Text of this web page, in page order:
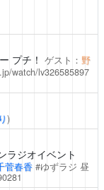
プチ！ ゲスト： 野
watch/lv326585897
)
ラジオイベント
菅春香#ゆずラジ 昼